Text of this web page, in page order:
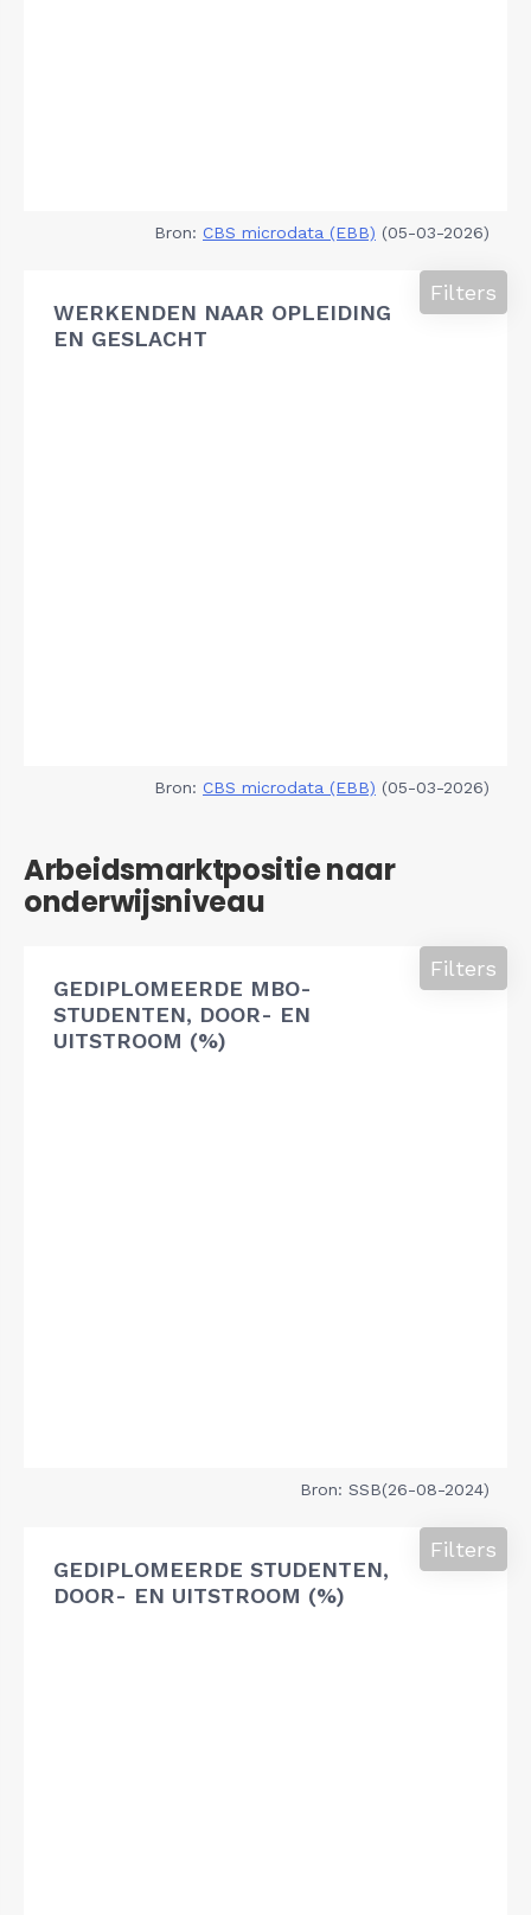
Bron: CBS microdata (EBB) (05-03-2026)
WERKENDEN NAAR OPLEIDING
EN GESLACHT
Filters
Bron: CBS microdata (EBB) (05-03-2026)
Arbeidsmarktpositie naar
onderwijsniveau
GEDIPLOMEERDE MBO-
STUDENTEN, DOOR- EN
UITSTROOM (%)
Filters
Bron: SSB(26-08-2024)
GEDIPLOMEERDE STUDENTEN,
DOOR- EN UITSTROOM (%)
Filters